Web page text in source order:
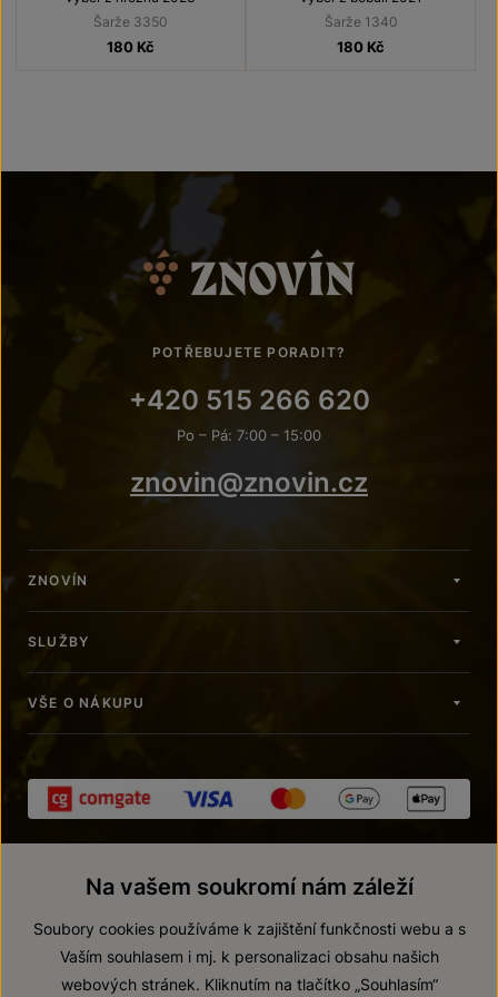
Šarže 3350
180 Kč
Šarže 1340
180 Kč
POTŘEBUJETE PORADIT?
+420 515 266 620
Po – Pá: 7:00 – 15:00
znovin@znovin.cz
ZNOVÍN
SLUŽBY
VŠE O NÁKUPU
© 2026 ZNOVÍN ZNOJMO, a. s.
Na vašem soukromí nám záleží
Soubory cookies používáme k zajištění funkčnosti webu a s
Vaším souhlasem i mj. k personalizaci obsahu našich
webových stránek. Kliknutím na tlačítko „Souhlasím“